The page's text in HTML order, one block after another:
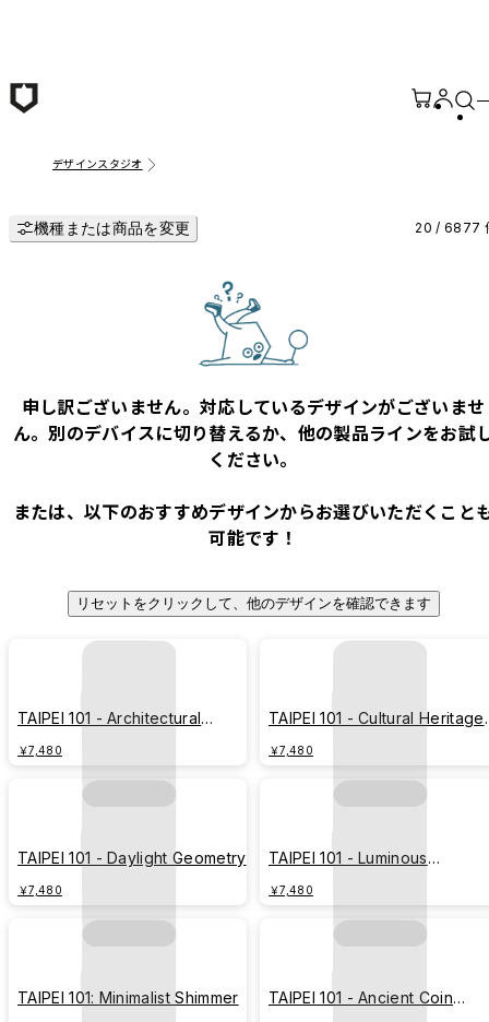
デザインスタジオ
機種または商品を変更 20 / 6877
申し訳ございません。対応しているデザインがございませ
ん。別のデバイスに切り替えるか、他の製品ラインをお試
ください。
または、以下のおすすめデザインからお選びいただくこと
可能です！
リセットをクリックして、他のデザインを確認できます
TAIPEI 101 - Architectural
￥7,480
TAIPEI 101 - Cultural Heritage
￥7,480
TAIPEI 101 - Daylight Geometry
￥7,480
TAIPEI 101 - Luminous
￥7,480
TAIPEI 101: Minimalist Shimmer
TAIPEI 101 - Ancient Coin